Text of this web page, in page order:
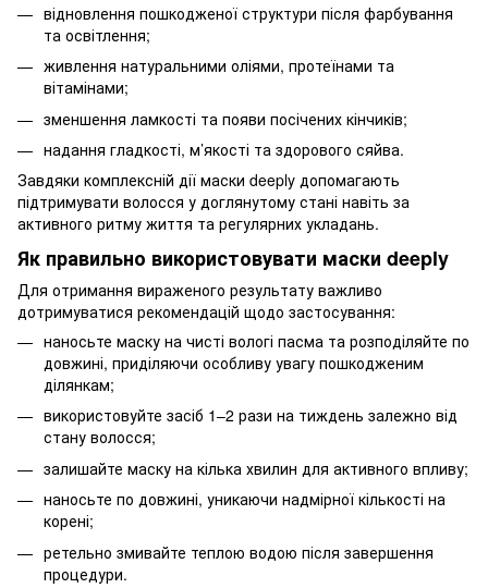
відновлення пошкодженої структури після фарбування
та освітлення;
живлення натуральними оліями, протеїнами та
вітамінами;
зменшення ламкості та появи посічених кінчиків;
надання гладкості, м’якості та здорового сяйва.
Завдяки комплексній дії маски deeply допомагають
підтримувати волосся у доглянутому стані навіть за
активного ритму життя та регулярних укладань.
Як правильно використовувати маски deeply
Для отримання вираженого результату важливо
дотримуватися рекомендацій щодо застосування:
наносьте маску на чисті вологі пасма та розподіляйте по
довжині, приділяючи особливу увагу пошкодженим
ділянкам;
використовуйте засіб 1–2 рази на тиждень залежно від
стану волосся;
залишайте маску на кілька хвилин для активного впливу;
наносьте по довжині, уникаючи надмірної кількості на
корені;
ретельно змивайте теплою водою після завершення
процедури.